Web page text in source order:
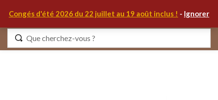
Congés d'été 2026 du 22 juillet au 19 août inclus ! - Ignorer
Identifiez-vous